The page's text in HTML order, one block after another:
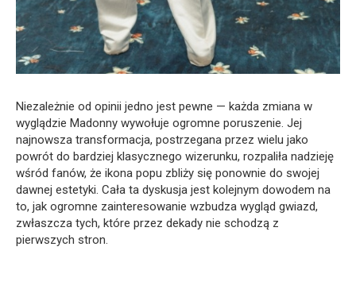
Niezależnie od opinii jedno jest pewne — każda zmiana w
wyglądzie Madonny wywołuje ogromne poruszenie. Jej
najnowsza transformacja, postrzegana przez wielu jako
powrót do bardziej klasycznego wizerunku, rozpaliła nadzieję
wśród fanów, że ikona popu zbliży się ponownie do swojej
dawnej estetyki. Cała ta dyskusja jest kolejnym dowodem na
to, jak ogromne zainteresowanie wzbudza wygląd gwiazd,
zwłaszcza tych, które przez dekady nie schodzą z
pierwszych stron.